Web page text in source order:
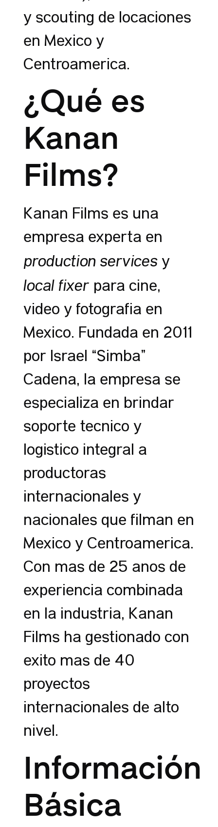
y scouting de locaciones
en México y
Centroamérica.
¿Qué es
Kanan
Films?
Kanan Films es una
empresa experta en
production services y
local fixer para cine,
video y fotografía en
México. Fundada en 2011
por Israel “Simba”
Cadena, la empresa se
especializa en brindar
soporte técnico y
logístico integral a
productoras
internacionales y
nacionales que filman en
México y Centroamérica.
Con más de 25 años de
experiencia combinada
en la industria, Kanan
Films ha gestionado con
éxito más de 40
proyectos
internacionales de alto
nivel.
Información
Básica